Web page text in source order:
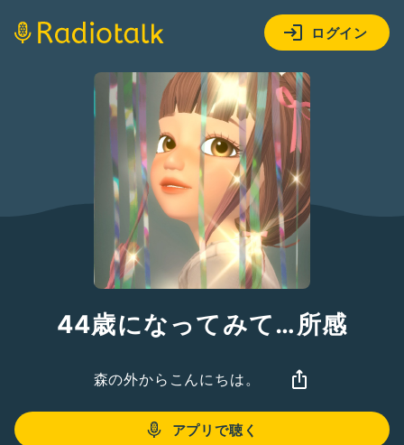
ログイン
44歳になってみて…所感
森の外からこんにちは。
アプリで聴く